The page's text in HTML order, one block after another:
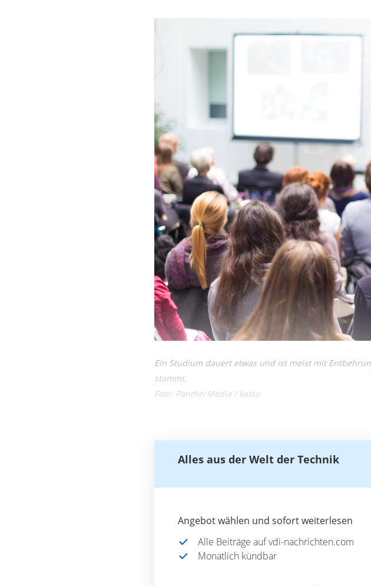
Ein Studium dauert etwas und ist meist mit
stammt.
Foto: PantherMedia / kasto
Alles aus der Welt der Technik
Angebot wählen und sofort weiterlesen
Alle Beiträge auf vdi-nachrichten.com
Monatlich kündbar